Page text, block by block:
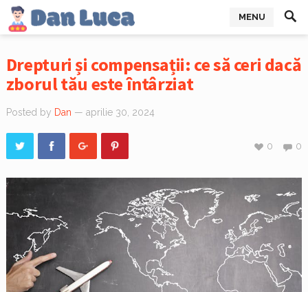
MENU
Drepturi și compensații: ce să ceri dacă
zborul tău este întârziat
Posted by Dan — aprilie 30, 2024
0
0